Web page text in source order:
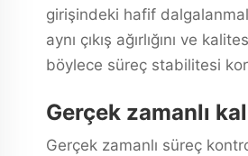
girişindeki hafif
aynı çıkış ağırlığını ve
böylece süreç stabilitesi
Gerçek zamanlı
Gerçek zamanlı süreç